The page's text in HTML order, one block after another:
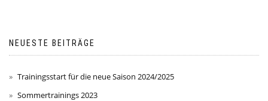
NEUESTE BEITRÄGE
Trainingsstart für die neue Saison 2024/2025
Sommertrainings 2023